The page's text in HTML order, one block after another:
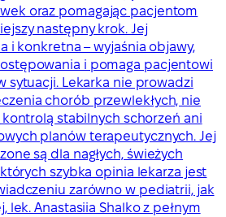
oraz pomagając pacjentom
następny krok. Jej
i konkretna – wyjaśnia objawy,
i pomaga pacjentowi
sytuacji. Lekarka nie prowadzi
chorób przewlekłych, nie
stabilnych schorzeń ani
planów terapeutycznych. Jej
są dla nagłych, świeżych
szybka opinia lekarza jest
zarówno w pediatrii, jak
lek. Anastasiia Shalko z pełnym